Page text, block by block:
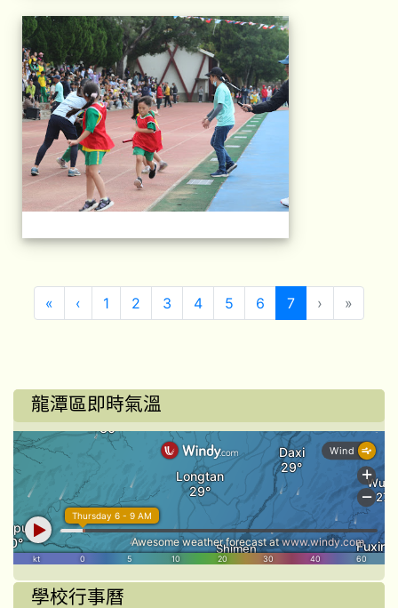
2025運動會相片
« 第一頁
‹ 上一頁
1 2 3 4 5 6 7(目前頁次)
› »
龍潭區即時氣溫
學校行事曆